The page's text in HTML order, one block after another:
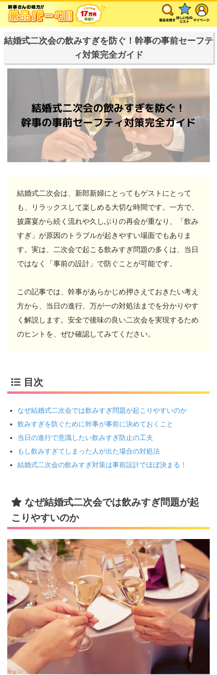
結婚式二次会の飲みすぎを防ぐ！幹事の事前セーフテ
ィ対策完全ガイド
結婚式二次会は、新郎新婦にとってもゲストにとって
も、リラックスして楽しめる大切な時間です。一方で、
披露宴から続く流れや久しぶりの再会が重なり、「飲み
すぎ」が原因のトラブルが起きやすい場面でもありま
す。実は、二次会で起こる飲みすぎ問題の多くは、当日
ではなく「事前の設計」で防ぐことが可能です。
この記事では、幹事があらかじめ押さえておきたい考え
方から、当日の進行、万が一の対処法までを分かりやす
く解説します。安全で後味の良い二次会を実現するため
のヒントを、ぜひ確認してみてください。
目次
なぜ結婚式二次会では飲みすぎ問題が起こりやすいのか
飲みすぎを防ぐために幹事が事前に決めておくこと
当日の進行で意識したい飲みすぎ防止の工夫
もし飲みすぎてしまった人が出た場合の対処法
結婚式二次会の飲みすぎ対策は事前設計でほぼ決まる！
なぜ結婚式二次会では飲みすぎ問題が起
こりやすいのか